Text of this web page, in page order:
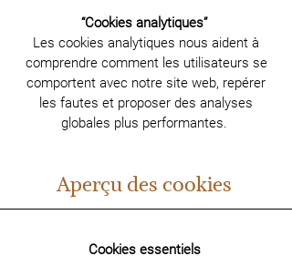
“Cookies analytiques”
Les cookies analytiques nous aident à
comprendre comment les utilisateurs se
comportent avec notre site web, repérer
les fautes et proposer des analyses
globales plus performantes.
Aperçu des cookies
Cookies essentiels